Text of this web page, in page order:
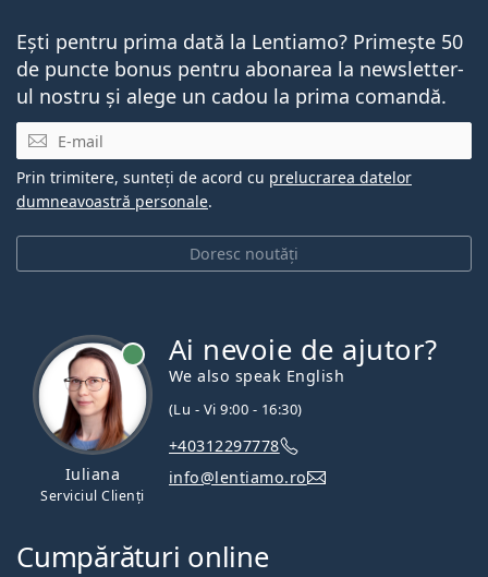
Ești pentru prima dată la Lentiamo? Primește 50
de puncte bonus pentru abonarea la newsletter-
ul nostru și alege un cadou la prima comandă.
E-mail
Doresc noutăți
Prin trimitere, sunteți de acord cu prelucrarea datelor
dumneavoastră personale.
Iuliana
Serviciul Clienți
Ai nevoie de ajutor?
We also speak English
(Lu - Vi 9:00 - 16:30)
+40312297778
info@lentiamo.ro
Cumpărături online